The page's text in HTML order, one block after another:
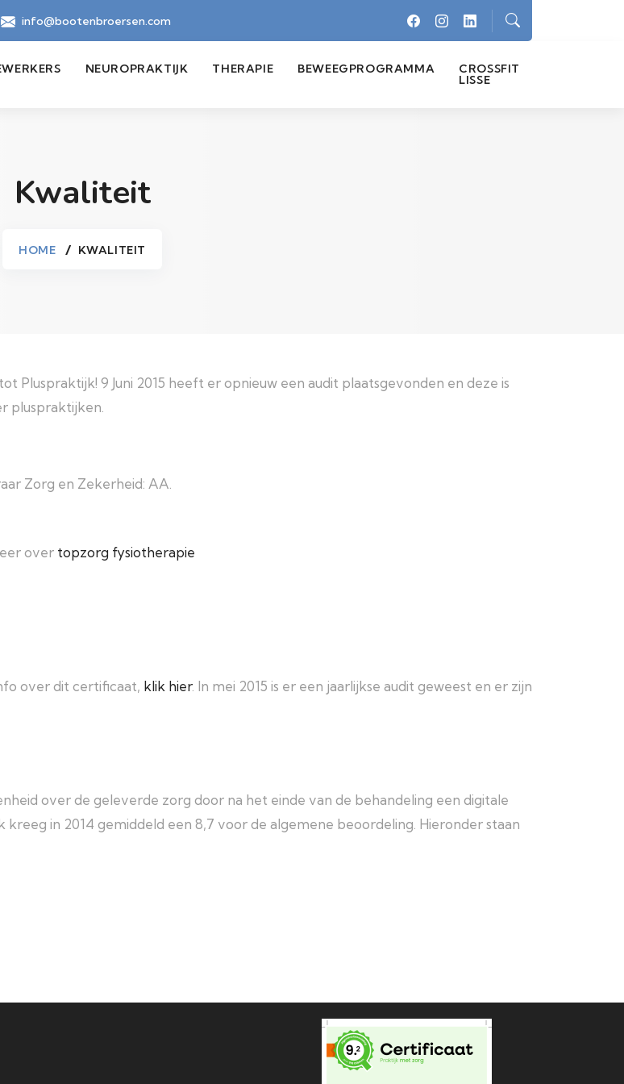
info@bootenbroersen.com
NEUROPRAKTIJK THERAPIE BEWEEGPROGRAMMA CROSSFIT
LISSE
Kwaliteit
HOME KWALITEIT
Pluspraktijk! 9 Juni 2015 heeft er opnieuw een audit plaatsgevonden en deze is
pluspraktijken.
Zorg en Zekerheid: AA.
over topzorg fysiotherapie
over dit certificaat, klik hier. In mei 2015 is er een jaarlijkse audit geweest en er zijn
over de geleverde zorg door na het einde van de behandeling een digitale
in 2014 gemiddeld een 8,7 voor de algemene beoordeling. Hieronder staan